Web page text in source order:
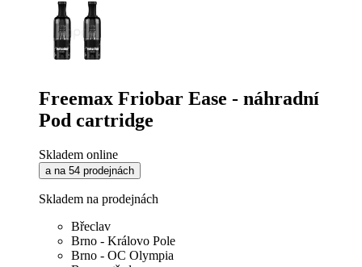
Freemax Friobar Ease - náhradní
Pod cartridge
Skladem online
a na 54 prodejnách
Skladem na prodejnách
Břeclav
Brno - Královo Pole
Brno - OC Olympia